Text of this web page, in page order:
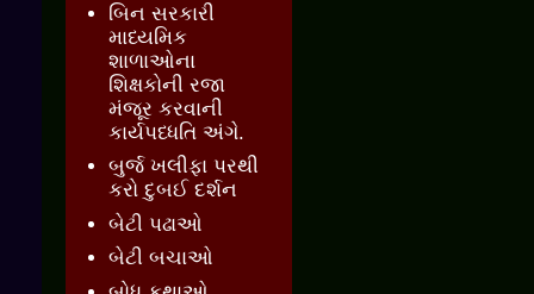
બિન સરકારી
માધ્યમિક
શાળાઓના
શિક્ષકોની રજા
મંજૂર કરવાની
કાર્યપધ્ધતિ અંગે.
બુર્જ ખલીફા પરથી
કરો દુબઈ દર્શન
બેટી પઢાઓ
બેટી બચાઓ